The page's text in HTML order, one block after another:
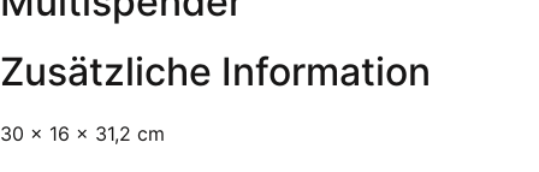
Zusätzliche Information
30 x 16 x 31,2 cm